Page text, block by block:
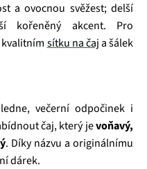
a ovocnou svěžest; delší
kořeněný akcent. Pro
sítku na čaja šálek
večerní odpočinek i
čaj, který jevoňavý,
. Díky názvu a originálnímu
dárek.